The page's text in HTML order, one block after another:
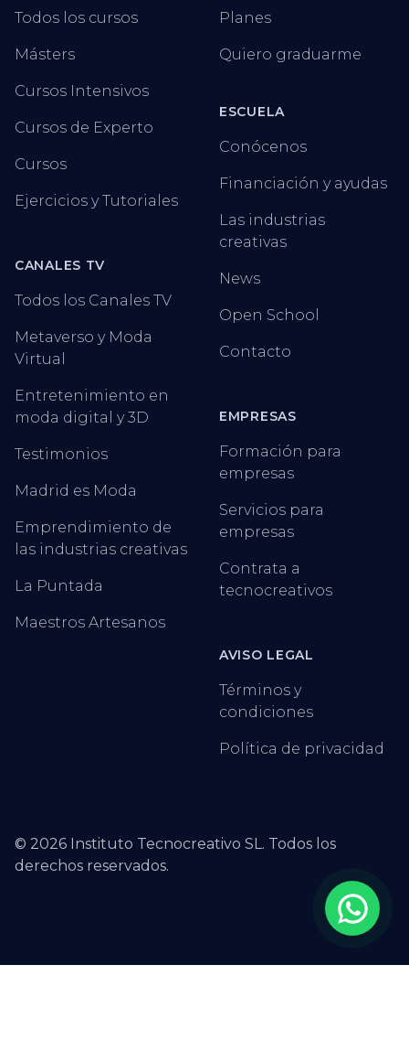
Todos los cursos
Másters
Cursos Intensivos
Cursos de Experto
Cursos
Ejercicios y Tutoriales
CANALES TV
Todos los Canales TV
Metaverso y Moda
Virtual
Entretenimiento en
moda digital y 3D
Testimonios
Madrid es Moda
Emprendimiento de
las industrias creativas
La Puntada
Maestros Artesanos
Planes
Quiero graduarme
ESCUELA
Conócenos
Financiación y ayudas
Las industrias
creativas
News
Open School
Contacto
EMPRESAS
Formación para
empresas
Servicios para
empresas
Contrata a
tecnocreativos
AVISO LEGAL
Términos y
condiciones
Política de privacidad
© 2026 Instituto Tecnocreativo SL. Todos los
derechos reservados.